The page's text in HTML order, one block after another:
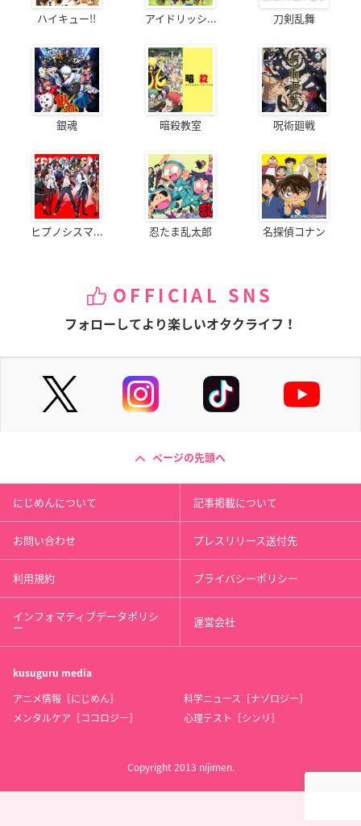
ハイキュー!! アイドリッシ... 刀剣乱舞
銀魂 暗殺教室 呪術廻戦
ヒプノシスマ... 忍たま乱太郎 名探偵コナン
OFFICIAL SNS
フォローしてより楽しいオタクライフ！
ページの先頭へ
にじめんについて 記事掲載について
お問い合わせ プレスリリース送付先
利用規約 プライバシーポリシー
インフォマティブデータポリシ
ー 運営会社
kusuguru media
アニメ情報［にじめん］
科学ニュース［ナゾロジー］
メンタルケア［ココロジー］
心理テスト［シンリ］
Copyright 2013 nijimen.